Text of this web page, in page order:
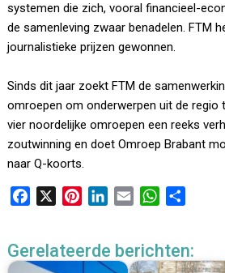
systemen die zich, vooral financieel-
de samenleving zwaar benadelen. FTM
journalistieke prijzen gewonnen.
Sinds dit jaar zoekt FTM de
omroepen om onderwerpen uit de regio
vier noordelijke omroepen een reeks
zoutwinning en doet Omroep Brabant
naar Q-koorts.
e
t
k
i
W
t
e
Gerelateerde berichten: